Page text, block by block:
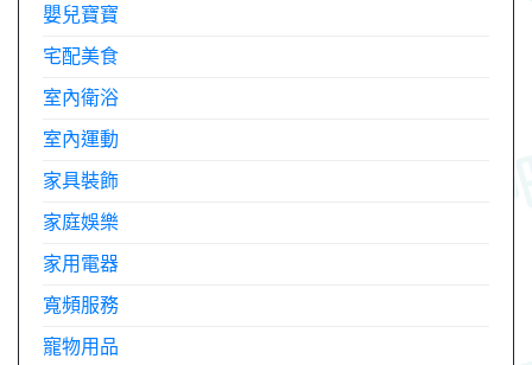
嬰兒寶寶
宅配美食
室內衛浴
室內運動
家具裝飾
家庭娛樂
家用電器
寬頻服務
寵物用品